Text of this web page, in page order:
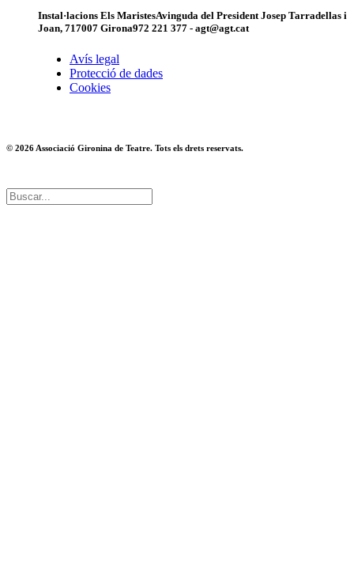
Instal·lacions Els MaristesAvinguda del President Josep Tarradellas i
Joan, 717007 Girona972 221 377 - agt@agt.cat
Avís legal
Protecció de dades
Cookies
© 2026 Associació Gironina de Teatre. Tots els drets reservats.